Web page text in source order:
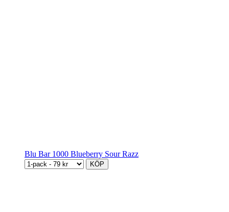
Blu Bar 1000 Blueberry Sour Razz
KÖP